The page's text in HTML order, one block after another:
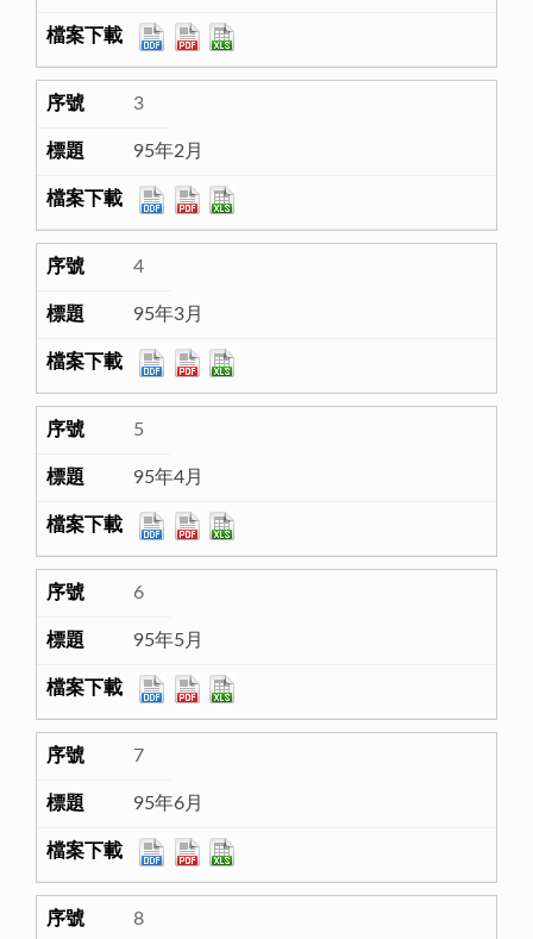
3
95年2月
4
95年3月
5
95年4月
6
95年5月
7
95年6月
8